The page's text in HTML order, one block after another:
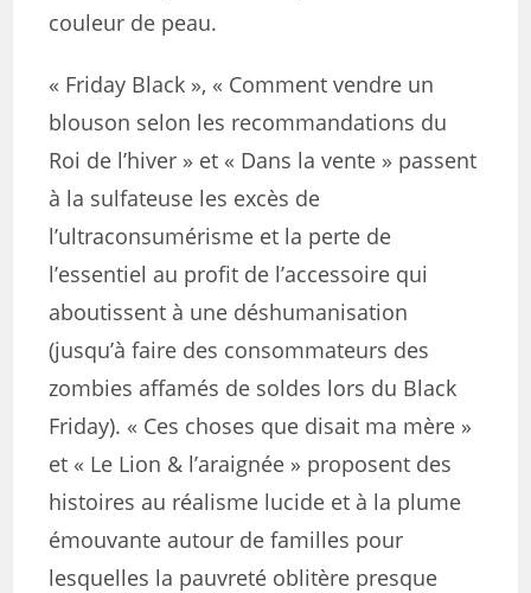
couleur de peau.
« Friday Black », « Comment vendre un
blouson selon les recommandations du
Roi de l’hiver » et « Dans la vente » passent
à la sulfateuse les excès de
l’ultraconsumérisme et la perte de
l’essentiel au profit de l’accessoire qui
aboutissent à une déshumanisation
(jusqu’à faire des consommateurs des
zombies affamés de soldes lors du Black
Friday). « Ces choses que disait ma mère »
et « Le Lion & l’araignée » proposent des
histoires au réalisme lucide et à la plume
émouvante autour de familles pour
lesquelles la pauvreté oblitère presque